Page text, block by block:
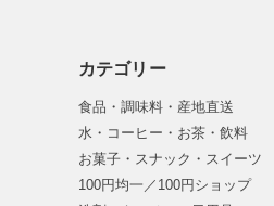
カテゴリー
食品・調味料・産地直送
水・コーヒー・お茶・飲料
お菓子・スナック・スイーツ
100円均一／100円ショップ